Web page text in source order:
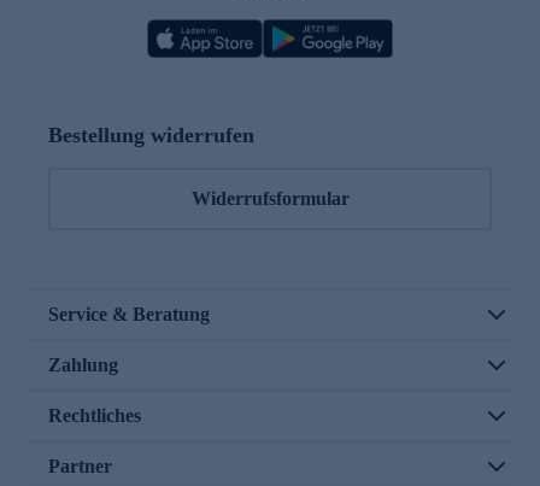
Bestellung widerrufen
Widerrufsformular
Service & Beratung
Zahlung
Rechtliches
Partner